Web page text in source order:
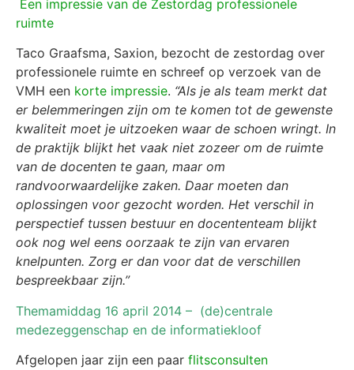
Een impressie van de Zestordag professionele
ruimte
Taco Graafsma, Saxion, bezocht de zestordag over
professionele ruimte en schreef op verzoek van de
VMH een korte impressie. “Als je als team merkt dat
er belemmeringen zijn om te komen tot de gewenste
kwaliteit moet je uitzoeken waar de schoen wringt. In
de praktijk blijkt het vaak niet zozeer om de ruimte
van de docenten te gaan, maar om
randvoorwaardelijke zaken. Daar moeten dan
oplossingen voor gezocht worden. Het verschil in
perspectief tussen bestuur en docententeam blijkt
ook nog wel eens oorzaak te zijn van ervaren
knelpunten. Zorg er dan voor dat de verschillen
bespreekbaar zijn.”
Themamiddag 16 april 2014 – (de)centrale
medezeggenschap en de informatiekloof
Afgelopen jaar zijn een paar flitsconsulten